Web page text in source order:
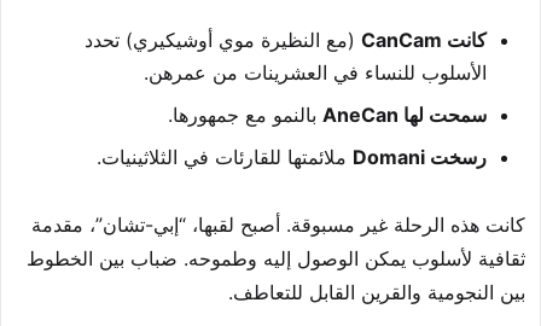
كانت CanCam
(مع النظيرة موي أوشيكيري) تحدد
الأسلوب للنساء في العشرينات من عمرهن.
سمحت لها AneCan
بالنمو مع جمهورها.
رسخت Domani
ملائمتها للقارئات في الثلاثينيات.
كانت هذه الرحلة غير مسبوقة. أصبح لقبها، “إبي-تشان”، مقدمة
ثقافية لأسلوب يمكن الوصول إليه وطموحه. ضباب بين الخطوط
بين النجومية والقرين القابل للتعاطف.